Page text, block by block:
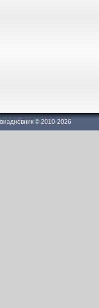
© 2010-2026